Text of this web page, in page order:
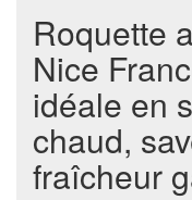
Roquette
Nice
idéale en
chaud,
fraîcheur